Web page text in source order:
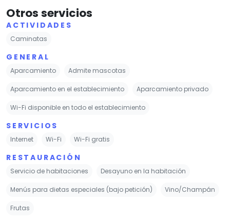
Otros servicios
ACTIVIDADES
Caminatas
GENERAL
Aparcamiento Admite mascotas
Aparcamiento en el establecimiento Aparcamiento privado
Wi-Fi disponible en todo el establecimiento
SERVICIOS
Internet Wi-Fi Wi-Fi gratis
RESTAURACIÓN
Servicio de habitaciones Desayuno en la habitación
Menús para dietas especiales (bajo petición) Vino/Champán
Frutas